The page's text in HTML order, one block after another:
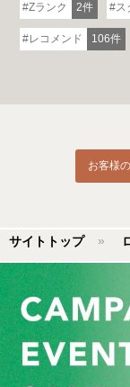
Zランク 2件 ス
レコメンド 106件
お客様
サイトトップ